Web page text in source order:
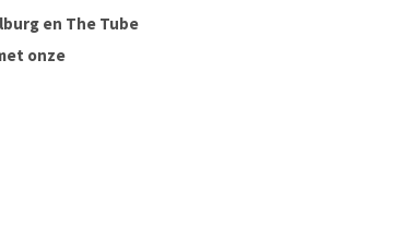
en The Tube
onze